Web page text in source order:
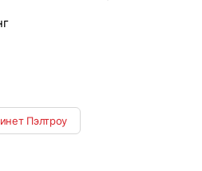
Пэлтроу